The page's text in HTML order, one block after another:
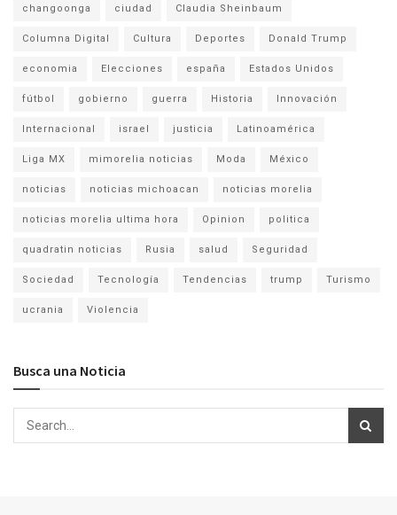
changoonga ciudad Claudia Sheinbaum
Columna Digital Cultura Deportes Donald Trump
economia Elecciones españa Estados Unidos
fútbol gobierno guerra Historia Innovación
Internacional israel justicia Latinoamérica
Liga MX mimorelia noticias Moda México
noticias noticias michoacan noticias morelia
noticias morelia ultima hora Opinion politica
quadratin noticias Rusia salud Seguridad
Sociedad Tecnología Tendencias trump Turismo
ucrania Violencia
Busca una Noticia